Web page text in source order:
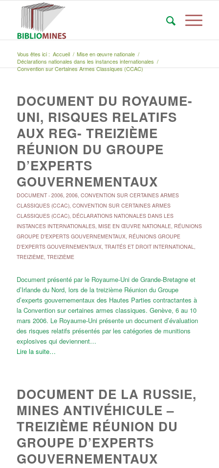
Vous êtes ici : Accueil / Mise en œuvre nationale /
Déclarations nationales dans les instances internationales /
Convention sur Certaines Armes Classiques (CCAC)
DOCUMENT DU ROYAUME-
UNI, RISQUES RELATIFS
AUX REG- TREIZIÈME
RÉUNION DU GROUPE
D’EXPERTS
GOUVERNEMENTAUX
DOCUMENT- 2006, 2006, CONVENTION SUR CERTAINES ARMES
CLASSIQUES (CCAC), CONVENTION SUR CERTAINES ARMES
CLASSIQUES (CCAC), DÉCLARATIONS NATIONALES DANS LES
INSTANCES INTERNATIONALES, MISE EN ŒUVRE NATIONALE, RÉUNIONS
GROUPE D'EXPERTS GOUVERNEMENTAUX, RÉUNIONS GROUPE
D'EXPERTS GOUVERNEMENTAUX, TRAITÉS ET DROIT INTERNATIONAL,
TREIZIÈME, TREIZIÈME
Document présenté par le Royaume-Uni de Grande-Bretagne et
d’Irlande du Nord, lors de la treizième Réunion du Groupe
d’experts gouvernementaux des Hautes Parties contractantes à
la Convention sur certaines armes classiques. Genève, 6 au 10
mars 2006. Le Royaume-Uni présente un document d’évaluation
des risques relatifs présentés par les catégories de munitions
explosives qui deviennent…
Lire la suite…
DOCUMENT DE LA RUSSIE,
MINES ANTIVÉHICULE –
TREIZIÈME RÉUNION DU
GROUPE D’EXPERTS
GOUVERNEMENTAUX